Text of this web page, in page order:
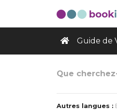
Guide de
Que
Autres langues :